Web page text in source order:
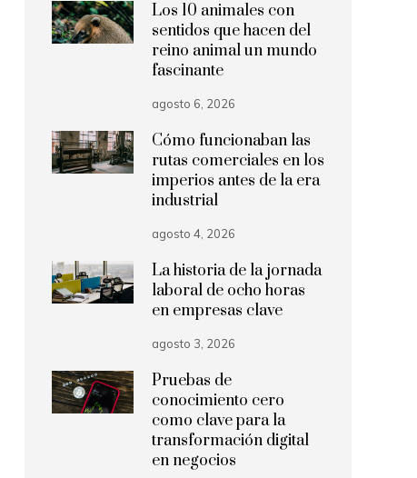
Los 10 animales con
sentidos que hacen del
reino animal un mundo
fascinante
agosto 6, 2026
Cómo funcionaban las
rutas comerciales en los
imperios antes de la era
industrial
agosto 4, 2026
La historia de la jornada
laboral de ocho horas
en empresas clave
agosto 3, 2026
Pruebas de
conocimiento cero
como clave para la
transformación digital
en negocios